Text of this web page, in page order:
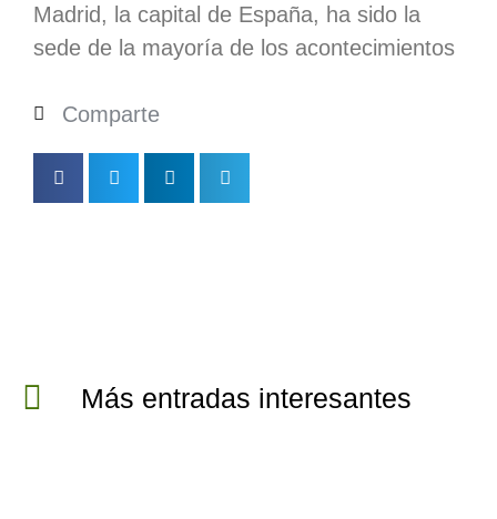
Madrid, la capital de España, ha sido la
sede de la mayoría de los acontecimientos
Comparte
Más entradas interesantes